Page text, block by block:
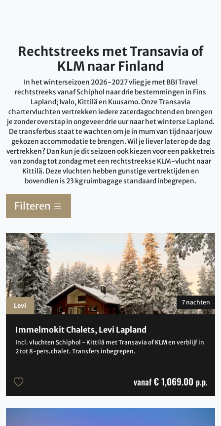
Rechtstreeks met Transavia of
KLM naar Finland
In het winterseizoen 2026-2027 vlieg je met BBI Travel
rechtstreeks vanaf Schiphol naar drie bestemmingen in Fins
Lapland; Ivalo, Kittilä en Kuusamo. Onze Transavia
chartervluchten vertrekken iedere zaterdagochtend en brengen
je zonder overstap in ongeveer drie uur naar het winterse Lapland.
De transferbus staat te wachten om je in mum van tijd naar jouw
gekozen accommodatie te brengen. Wil je liever later op de dag
vertrekken? Dan kun je dit seizoen ook kiezen voor een pakketreis
van zondag tot zondag met een rechtstreekse KLM-vlucht naar
Kittilä. Deze vluchten hebben gunstige vertrektijden en
bovendien is 23 kg ruimbagage standaard inbegrepen.
Filteren
Immelmokit Chalets, Levi Lapland
Incl. vluchten Schiphol - Kittilä met Transavia of KLM en verblijf in
2 tot 8-pers.chalet. Transfers inbegrepen.
7 nachten
vanaf € 1,069.00 p.p.
Levi